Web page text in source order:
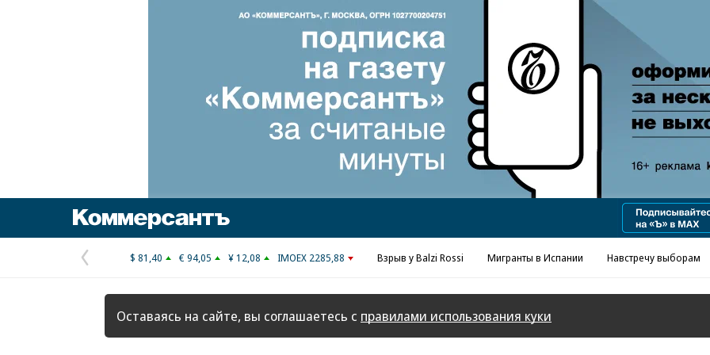
Реклама в «Ъ» www.kommersant.ru/ad
Предыдущая
страница
$ 81,40 € 94,05 ¥ 12,08 IMOEX 2285,88 Взрыв у Balzi Rossi Мигранты в Испании Навстречу выборам
Оставаясь на сайте, вы соглашаетесь с правилами использования куки